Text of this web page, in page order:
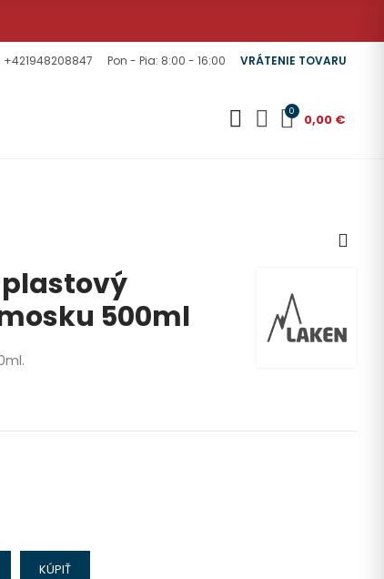
+421948208847 Pon - Pia: 8:00 - 16:00 VRÁTENIE TOVARU
0 0,00 €
plastový
500ml
KÚPIŤ